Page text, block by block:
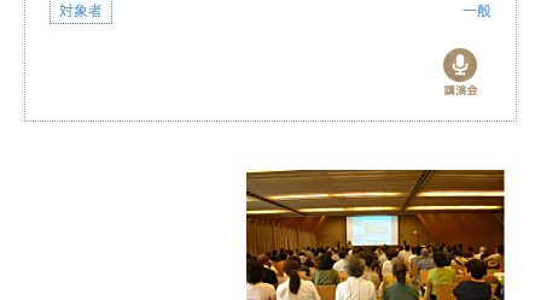
安藤百福センターの
対象者
一般